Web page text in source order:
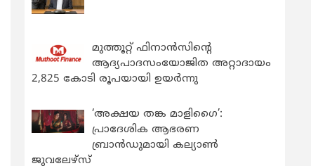
മുത്തൂറ്റ് ഫിനാൻസിന്റെ
ആദ്യപാദസംയോജിത അറ്റാദായം
2,825 കോടി രൂപയായി ഉയർന്നു
‘അക്ഷയ തങ്ക മാളിഗൈ’:
പ്രാദേശിക ആഭരണ
ബ്രാന്‍ഡുമായി കല്യാണ്‍
ജുവലേഴ്‌സ്